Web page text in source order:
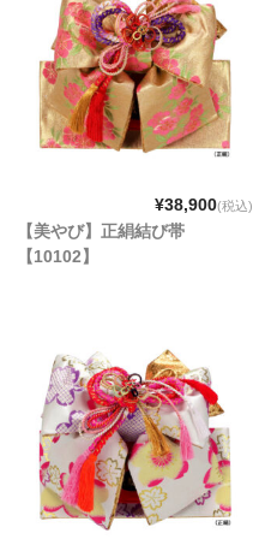
¥38,900(税込)
【美やび】正絹結び帯
【10102】